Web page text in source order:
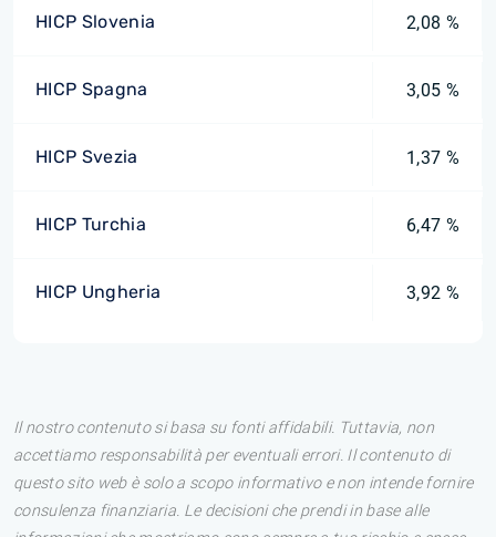
HICP Slovenia 2,08 %
HICP Spagna 3,05 %
HICP Svezia 1,37 %
HICP Turchia 6,47 %
HICP Ungheria 3,92 %
Il nostro contenuto si basa su fonti affidabili. Tuttavia, non
accettiamo responsabilità per eventuali errori. Il contenuto di
questo sito web è solo a scopo informativo e non intende fornire
consulenza finanziaria. Le decisioni che prendi in base alle